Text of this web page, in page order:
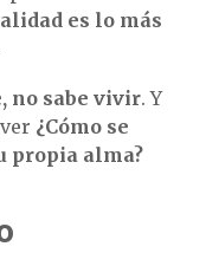
es lo más
no sabe vivir. Y
¿Cómo se
propia alma?